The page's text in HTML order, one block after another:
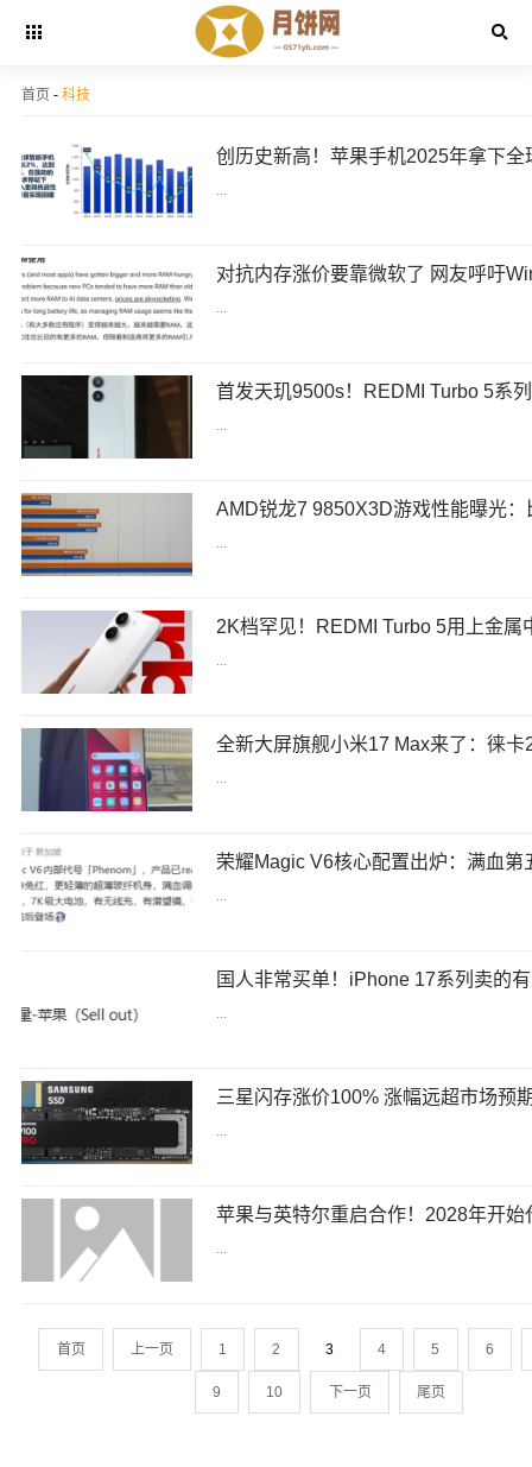
首页 - 科技
...
...
首发天玑9500s！REDMI Turbo 5系
...
...
...
...
...
...
三星闪存涨价100% 涨幅远超市场预
...
...
首页 上一页 1 2 3 4 5 6
9 10 下一页 尾页